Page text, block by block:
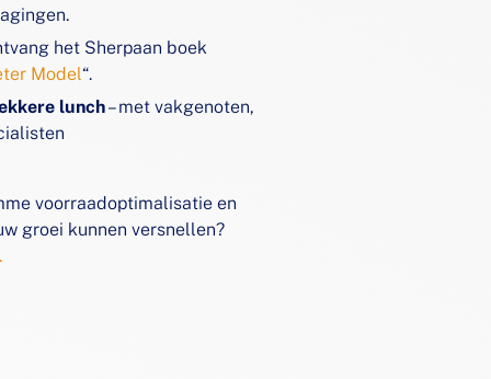
het Sherpaan boek
Model“.
lunch– met vakgenoten,
voorraadoptimalisatie en
groei kunnen versnellen?